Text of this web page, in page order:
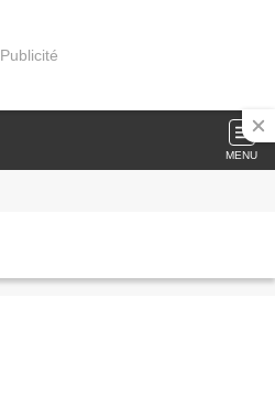
Publicité
MENU